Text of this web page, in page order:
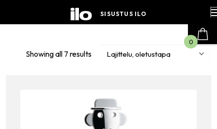
SISUSTUS ILO
Showing all 7 results
0